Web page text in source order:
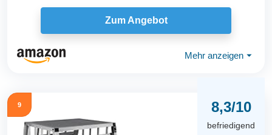
Auto...
Zum Angebot
Mehr anzeigen ⏷
9 8,3/10
befriedigend